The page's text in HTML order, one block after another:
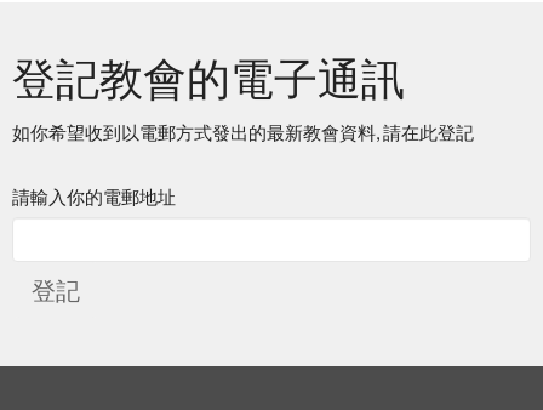
登記教會的電子通訊
如你希望收到以電郵方式發出的最新教會資料, 請在此登記
請輸入你的電郵地址
登記